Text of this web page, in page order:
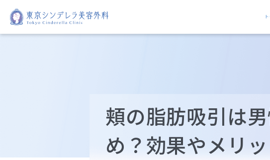
頬の脂肪吸引は
め？効果やメリ